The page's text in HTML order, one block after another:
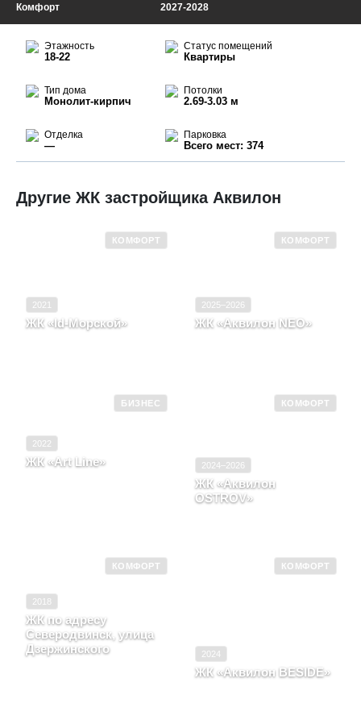
2027-2028
Комфорт
Этажность
18-22
Статус помещений
Квартиры
Тип дома
Монолит-кирпич
Потолки
2.69-3.03 м
Отделка
—
Парковка
Всего мест: 374
Другие ЖК застройщика Аквилон
КОМФОРТ
2021
ЖК «Id-Морской»
КОМФОРТ
2025–2026
ЖК «Аквилон NEO»
БИЗНЕС
2022
ЖК «Art Line»
КОМФОРТ
2024–2026
ЖК «Аквилон
OSTROV»
КОМФОРТ
2018
ЖК по адресу
Северодвинск, улица
Дзержинского
КОМФОРТ
2024
ЖК «Аквилон BESIDE»